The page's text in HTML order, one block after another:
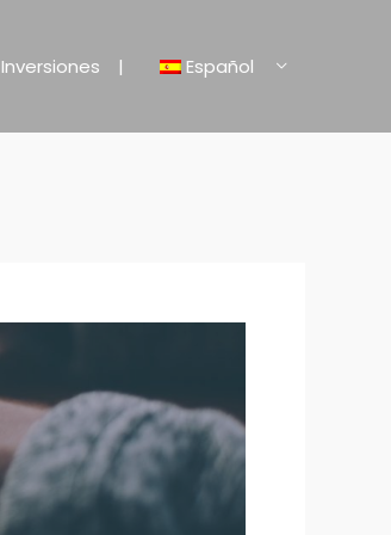
Inversiones Español